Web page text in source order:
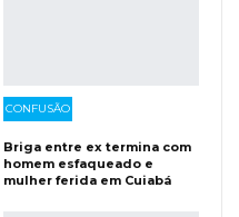
CONFUSÃO
Briga entre ex termina com
homem esfaqueado e
mulher ferida em Cuiabá